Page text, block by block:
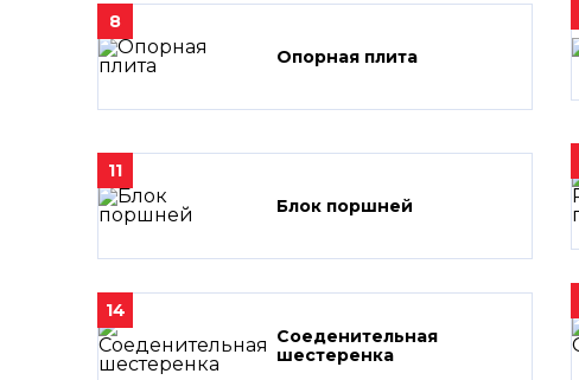
8
Опорная плита
11
Блок поршней
14
Соеденительная
шестеренка